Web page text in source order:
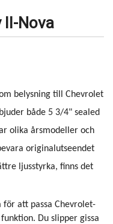
Nova
belysning till Chevrolet
både 5 3/4" sealed
olika årsmodeller och
originalutseendet
ljusstyrka, finns det
att passa Chevrolet-
Du slipper gissa